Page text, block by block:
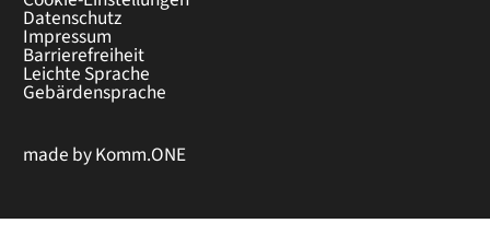
Datenschutz
Impressum
Barrierefreiheit
Leichte Sprache
Gebärdensprache
made byKomm.ONE